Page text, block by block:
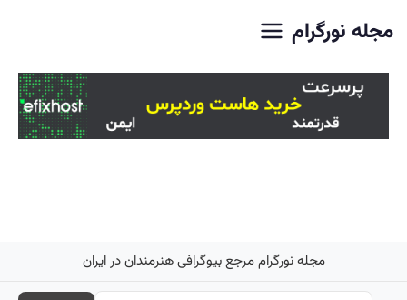
مجله نورگرام
مجله نورگرام مرجع بیوگرافی هنرمندان در ایران